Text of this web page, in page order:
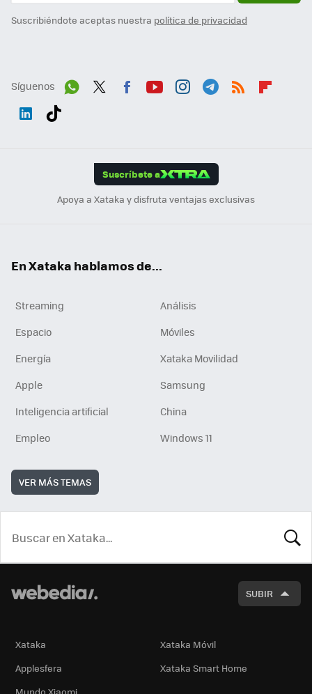
Suscribiéndote aceptas nuestra política de privacidad
Síguenos
Suscríbete a
Apoya a Xataka y disfruta ventajas exclusivas
En Xataka hablamos de...
Streaming
Análisis
Espacio
Móviles
Energía
Xataka Movilidad
Apple
Samsung
Inteligencia artificial
China
Empleo
Windows 11
VER MÁS TEMAS
SUBIR
Xataka
Xataka Móvil
Applesfera
Xataka Smart Home